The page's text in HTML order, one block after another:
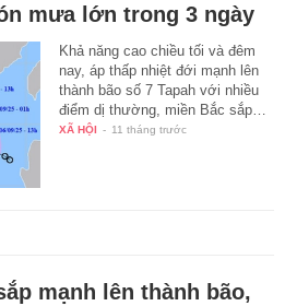
mưa lớn trong 3 ngày
Khả năng cao chiều tối và đêm
nay, áp thấp nhiệt đới mạnh lên
thành bão số 7 Tapah với nhiều
điểm dị thường, miền Bắc sắp…
XÃ HỘI - 11 tháng trước
mạnh lên thành bão,